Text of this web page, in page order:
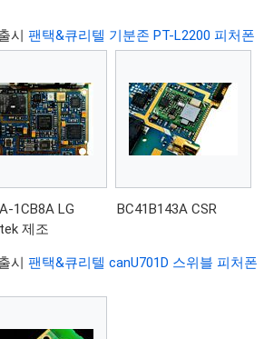
시팬택&큐리텔 기분존 PT-L2200 피처폰
1CB8A LG
제조
BC41B143A CSR
시팬택&큐리텔 canU701D 스위블 피처폰